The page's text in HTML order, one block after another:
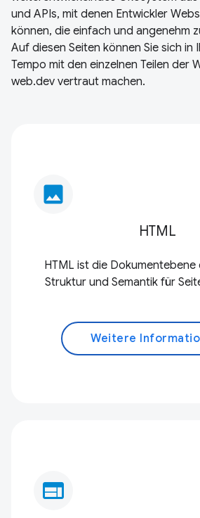
und APIs, mit denen Entwickler
können, die einfach und angenehm
Auf diesen Seiten können Sie sich in
Tempo mit den einzelnen Teilen der
web.dev vertraut machen.
image
HTML
HTML ist die Dokumentebene
Struktur und Semantik für
Weitere
web